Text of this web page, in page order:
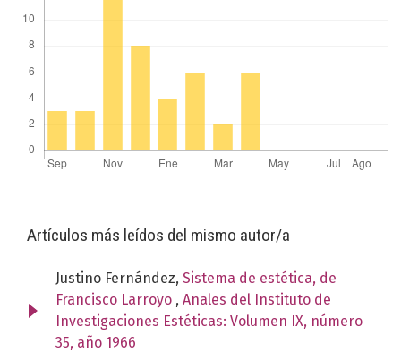
Artículos más leídos del mismo autor/a
Justino Fernández, Sistema de estética, de
Francisco Larroyo , Anales del Instituto de
Investigaciones Estéticas: Volumen IX, número
35, año 1966